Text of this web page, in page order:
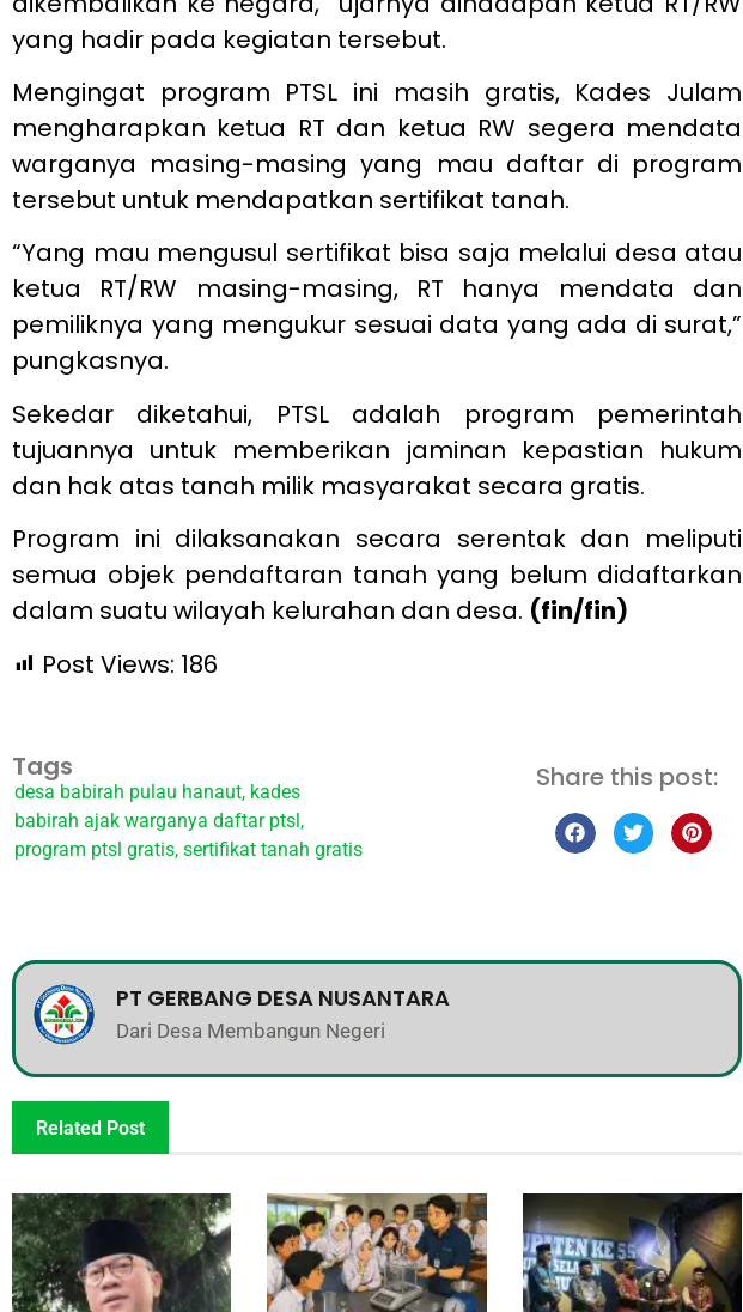
yang hadir pada kegiatan tersebut.
Mengingat program PTSL ini masih gratis, Kades Julam
mengharapkan ketua RT dan ketua RW segera mendata
warganya masing-masing yang mau daftar di program
tersebut untuk mendapatkan sertifikat tanah.
“Yang mau mengusul sertifikat bisa saja melalui desa atau
ketua RT/RW masing-masing, RT hanya mendata dan
pemiliknya yang mengukur sesuai data yang ada di surat,”
pungkasnya.
Sekedar diketahui, PTSL adalah program pemerintah
tujuannya untuk memberikan jaminan kepastian hukum
dan hak atas tanah milik masyarakat secara gratis.
Program ini dilaksanakan secara serentak dan meliputi
semua objek pendaftaran tanah yang belum didaftarkan
dalam suatu wilayah kelurahan dan desa. (fin/fin)
Post Views: 186
Tags
desa babirah pulau hanaut, kades
babirah ajak warganya daftar ptsl,
program ptsl gratis, sertifikat tanah gratis
Share this post:
PT GERBANG DESA NUSANTARA
Dari Desa Membangun Negeri
Related Post